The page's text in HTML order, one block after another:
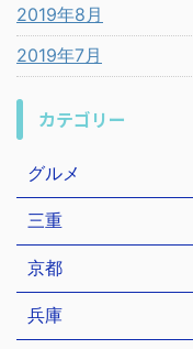
2019年8月
2019年7月
カテゴリー
グルメ
三重
京都
兵庫